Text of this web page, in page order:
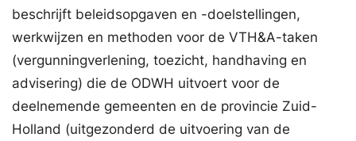
beschrijft beleidsopgaven en -doelstellingen,
werkwijzen en methoden voor de VTH&A-taken
(vergunningverlening, toezicht, handhaving en
advisering) die de ODWH uitvoert voor de
deelnemende gemeenten en de provincie Zuid-
Holland (uitgezonderd de uitvoering van de